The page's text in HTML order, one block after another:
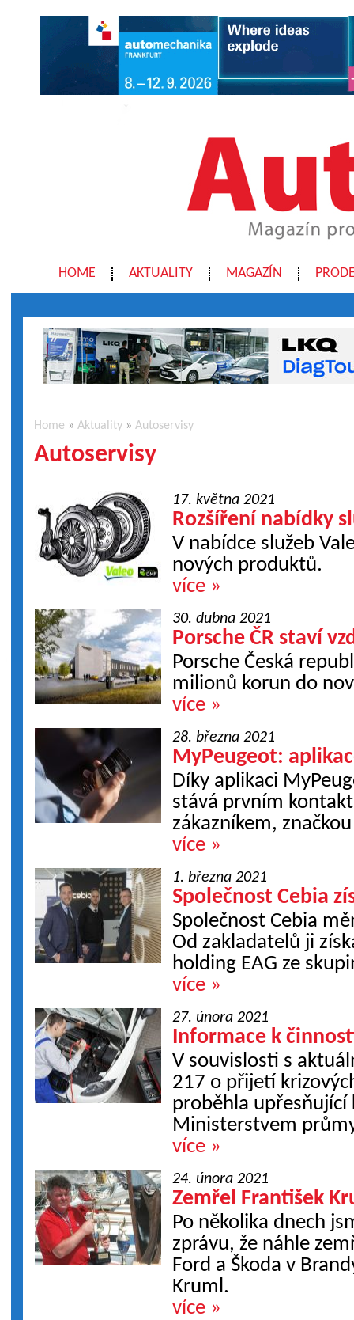
HOME AKTUALITY MAGAZÍN
Home »Aktuality »Autoservisy
Autoservisy
17. května 2021
Rozšíření nabídky
V nabídce služeb
nových produktů.
více »
30. dubna 2021
Porsche ČR staví
Porsche Česká
milionů korun do
více »
28. března 2021
MyPeugeot:
Díky aplikaci
stává prvním
zákazníkem,
více »
1. března 2021
Společnost Cebia
Společnost Cebia
Od zakladatelů ji
holding EAG ze
více »
27. února 2021
Informace k
V souvislosti s
217 o přijetí
proběhla upřesňující
Ministerstvem
více »
24. února 2021
Zemřel František
Po několika dnech
zprávu, že náhle
Ford a Škoda v
Kruml.
více »